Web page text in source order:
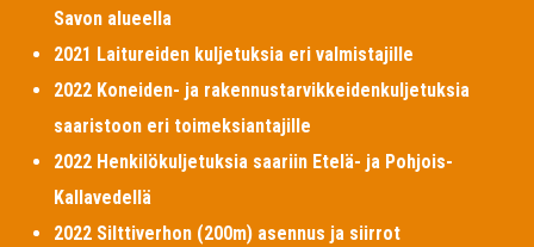
Savon alueella
2021 Laitureiden kuljetuksia eri valmistajille
2022 Koneiden- ja rakennustarvikkeidenkuljetuksia
saaristoon eri toimeksiantajille
2022 Henkilökuljetuksia saariin Etelä- ja Pohjois-
Kallavedellä
2022 Silttiverhon (200m) asennus ja siirrot